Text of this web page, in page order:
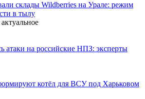
склады Wildberries на Урале: режим
в тылу
атаки на российские НПЗ: эксперты
котёл для ВСУ под Харьковом